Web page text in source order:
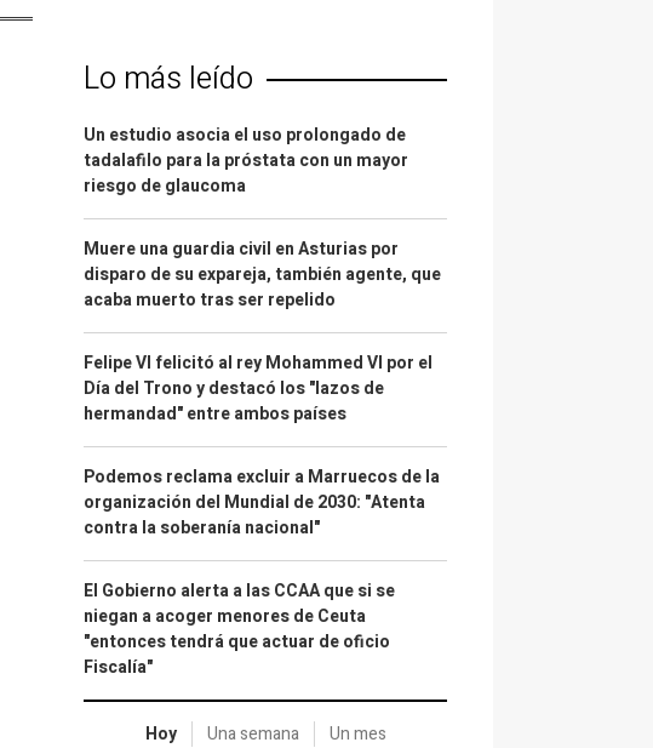
Lo más leído
Un estudio asocia el uso prolongado de
tadalafilo para la próstata con un mayor
riesgo de glaucoma
Muere una guardia civil en Asturias por
disparo de su expareja, también agente, que
acaba muerto tras ser repelido
Felipe VI felicitó al rey Mohammed VI por el
Día del Trono y destacó los "lazos de
hermandad" entre ambos países
Podemos reclama excluir a Marruecos de la
organización del Mundial de 2030: "Atenta
contra la soberanía nacional"
El Gobierno alerta a las CCAA que si se
niegan a acoger menores de Ceuta
"entonces tendrá que actuar de oficio
Fiscalía"
Hoy Una semana Un mes